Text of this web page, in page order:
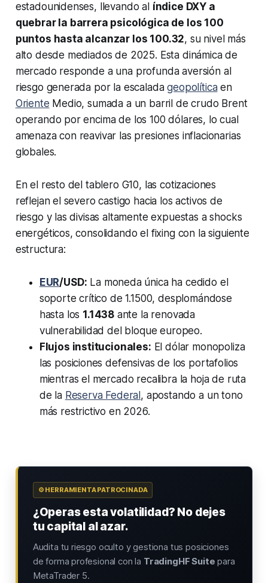
estadounidenses, llevando al índice DXY a
quebrar la barrera psicológica de los 100
puntos hasta alcanzar los 100.32, su nivel más
alto desde mediados de 2025. Esta dinámica de
mercado responde a una profunda aversión al
riesgo generada por la escaladageopolíticaen
Oriente Medio, sumada a un barril de crudo Brent
operando por encima de los 100 dólares, lo cual
amenaza con reavivar las presiones inflacionarias
globales.
En el resto del tablero G10, las cotizaciones
reflejan el severo castigo hacia los activos de
riesgo y las divisas altamente expuestas a shocks
energéticos, consolidando el fixing con la siguiente
estructura:
EUR/USD: La moneda única ha cedido el
soporte crítico de 1.1500, desplomándose
hasta los 1.1438 ante la renovada
vulnerabilidad del bloque europeo.
Flujos institucionales: El dólar monopoliza
las posiciones defensivas de los portafolios
mientras el mercado recalibra la hoja de ruta
de la Reserva Federal , apostando a un tono
más restrictivo en 2026.
⚙️ HERRAMIENTA PATROCINADA
¿Operas esta volatilidad? No dejes
tu capital al azar.
Audita tu riesgo oculto y gestiona tus posiciones
de forma profesional con la TradingHF Suite para
MetaTrader 5.